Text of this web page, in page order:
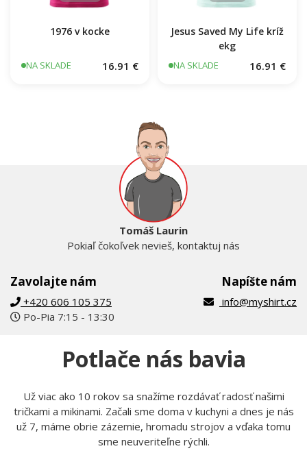
1976 v kocke
NA SKLADE 16.91 €
Jesus Saved My Life kríž
ekg
NA SKLADE 16.91 €
Zavolajte nám
+420 606 105 375
Po-Pia 7:15 - 13:30
Tomáš Laurin
Pokiaľ čokoľvek nevieš, kontaktuj nás
Napíšte nám
info@myshirt.cz
Potlače nás bavia
Už viac ako 10 rokov sa snažíme rozdávať radosť našimi
tričkami a mikinami. Začali sme doma v kuchyni a dnes je nás
už 7, máme obrie zázemie, hromadu strojov a vďaka tomu
sme neuveriteľne rýchli.